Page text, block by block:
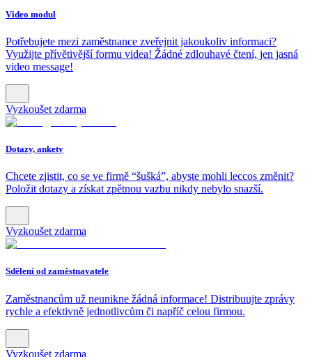
Video modul
Potřebujete mezi zaměstnance zveřejnit jakoukoliv informaci?
Využijte přívětivější formu videa! Žádné zdlouhavé čtení, jen jasná
video message!
Vyzkoušet zdarma
Dotazy, ankety
Chcete zjistit, co se ve firmě “šušká”, abyste mohli leccos změnit?
Položit dotazy a získat zpětnou vazbu nikdy nebylo snazší.
Vyzkoušet zdarma
Sdělení od zaměstnavatele
Zaměstnancům už neunikne žádná informace! Distribuujte zprávy
rychle a efektivně jednotlivcům či napříč celou firmou.
Vyzkoušet zdarma